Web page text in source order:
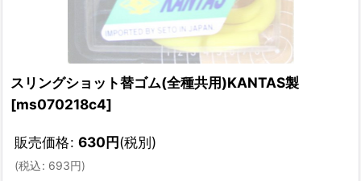
スリングショット替ゴム(全種共用)KANTAS製
[ms070218c4]
販売価格: 630円(税別)
(税込: 693円)